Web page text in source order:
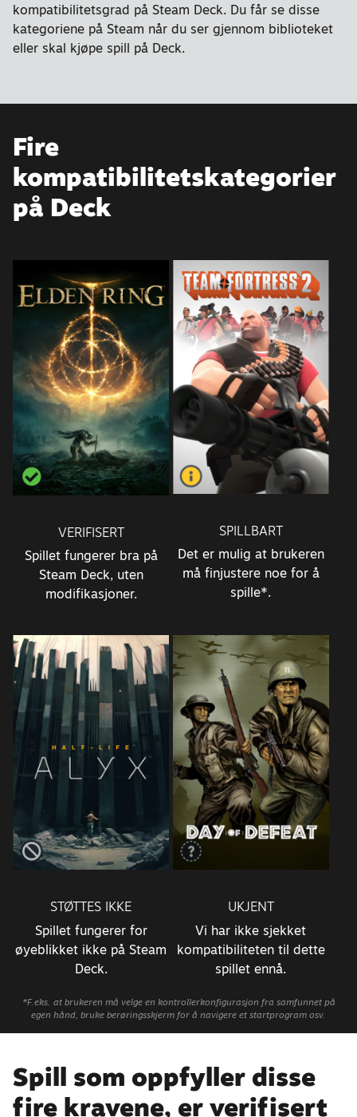
kompatibilitetsgrad på Steam Deck. Du får se disse
kategoriene på Steam når du ser gjennom biblioteket
eller skal kjøpe spill på Deck.
Fire
kompatibilitetskategorier
på Deck
VERIFISERT
Spillet fungerer bra på
Steam Deck, uten
modifikasjoner.
SPILLBART
Det er mulig at brukeren
må finjustere noe for å
spille*.
STØTTES IKKE
Spillet fungerer for
øyeblikket ikke på Steam
Deck.
UKJENT
Vi har ikke sjekket
kompatibiliteten til dette
spillet ennå.
*F.eks. at brukeren må velge en kontrollerkonfigurasjon fra samfunnet på
egen hånd, bruke berøringsskjerm for å navigere et startprogram osv.
Spill som oppfyller disse
fire kravene, er verifisert